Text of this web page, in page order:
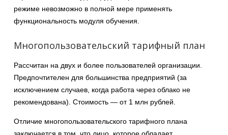
режиме невозможно в полной мере применять
функциональность модуля обучения.
Многопользовательский тарифный план
Рассчитан на двух и более пользователей организации.
Предпочтителен для большинства предприятий (за
исключением случаев, когда работа через облако не
рекомендована). Стоимость — от 1 млн рублей.
Отличие многопользовательского тарифного плана